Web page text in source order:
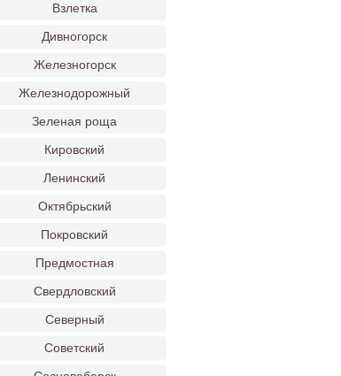
Взлетка
Дивногорск
Железногорск
Железнодорожный
Зеленая роща
Кировский
Ленинский
Октябрьский
Покровский
Предмостная
Свердловский
Северный
Советский